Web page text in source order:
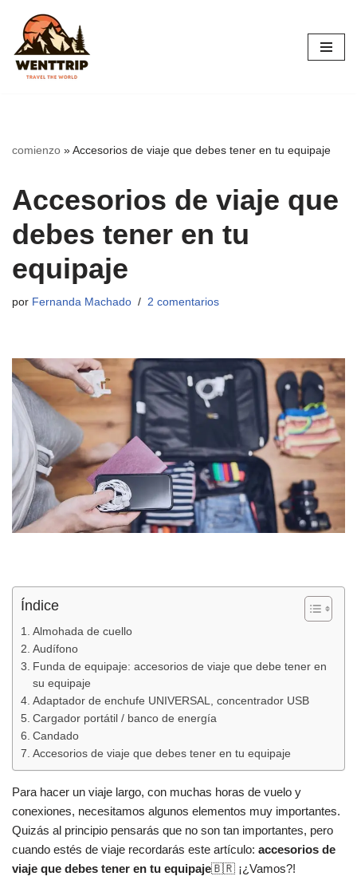
Saltar
al
contenido
comienzo »Accesorios de viaje que debes tener en tu equipaje
Accesorios de viaje que
debes tener en tu
equipaje
por Fernanda Machado 2 comentarios
Índice
Almohada de cuello
Audífono
Funda de equipaje: accesorios de viaje que debe tener en
su equipaje
Adaptador de enchufe UNIVERSAL, concentrador USB
Cargador portátil / banco de energía
Candado
Accesorios de viaje que debes tener en tu equipaje
Para hacer un viaje largo, con muchas horas de vuelo y
conexiones, necesitamos algunos elementos muy importantes.
Quizás al principio pensarás que no son tan importantes, pero
cuando estés de viaje recordarás este artículo: accesorios de
viaje que debes tener en tu equipaje🇧🇷 ¡¿Vamos?!